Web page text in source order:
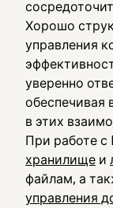
Хорошо
управления
уверенно
обеспечивая
в этих
При работе с
хранилище и
файлам, а
управления